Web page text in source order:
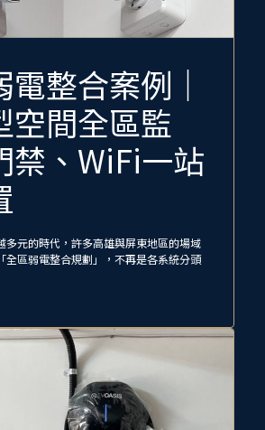
電整合案例｜
空間全區監
禁、WiFi一站
多元的時代，許多高雄與屏東地區的場域
全區弱電整合規劃」，不再是各系統分頭